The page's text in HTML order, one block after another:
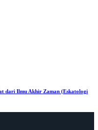
dari Ilmu Akhir Zaman (Eskatologi